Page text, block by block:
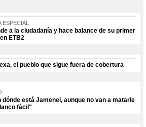
ESPECIAL
a la ciudadanía y hace balance de su primer
ETB2
el pueblo que sigue fuera de cobertura
dónde está Jamenei, aunque no van a matarle
fácil"